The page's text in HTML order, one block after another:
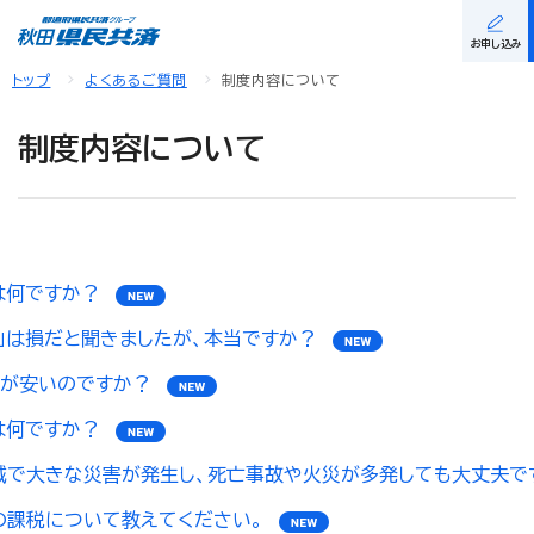
お申し込み
トップ よくあるご質問 制度内容について
制度内容について
何ですか？
は損だと聞きましたが、本当ですか？
安いのですか？
ですか？
大きな災害が発生し、死亡事故や火災が多発しても大丈夫で
税について教えてください。